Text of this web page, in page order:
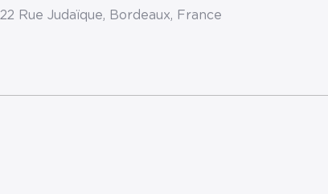
22 Rue Judaïque, Bordeaux, France